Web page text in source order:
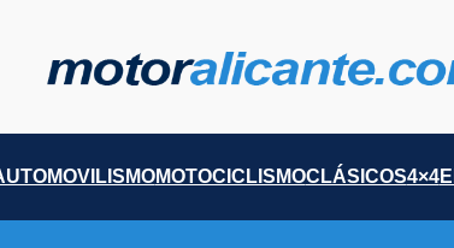
MOTOCICLISMOCLÁSICOS4×4